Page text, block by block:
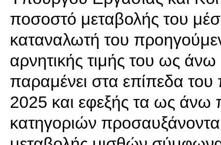
ποσοστό μεταβολής του
καταναλωτή του
αρνητικής τιμής του ως
παραμένει στα επίπεδα
2025 και εφεξής τα ως άνω
κατηγοριών